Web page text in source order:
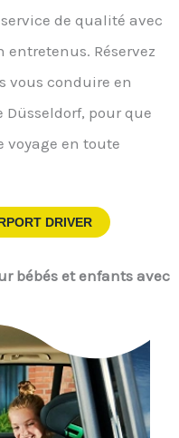
de qualité avec
Réservez
vous conduire en
Düsseldorf, pour que
voyage en toute
DRIVER
bébés et enfants avec